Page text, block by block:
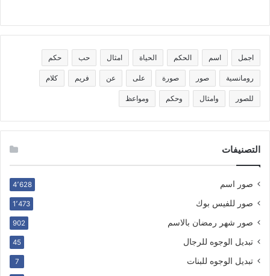
اجمل اسم الحكم الحياة امثال حب حكم
رومانسية صور صورة على عن فريم كلام
للصور وامثال وحكم ومواعظ
التصنيفات
صور اسم 4٬628
صور للفيس بوك 1٬473
صور شهر رمضان بالاسم 902
تبديل الوجوه للرجال 45
تبديل الوجوه للبنات 7